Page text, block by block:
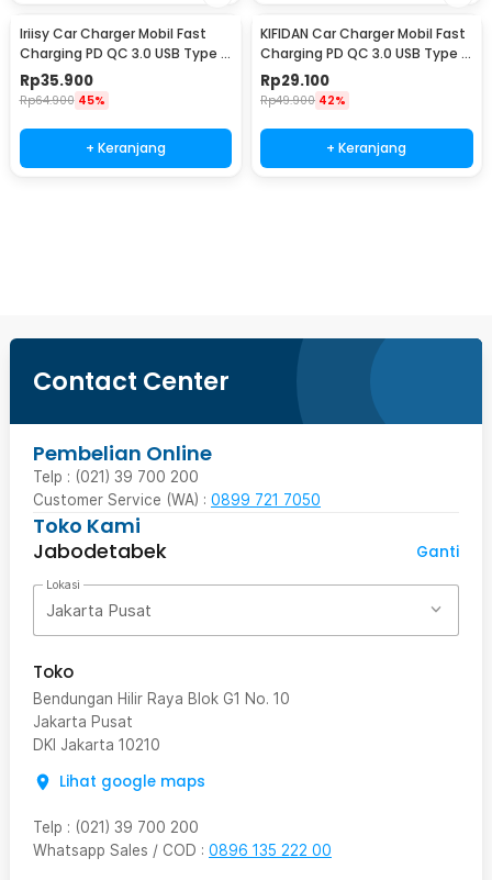
Iriisy Car Charger Mobil Fast
Charging PD QC 3.0 USB Type C
A 2.4A 54W - PD20W
Rp35.900
Rp64.900 45%
+ Keranjang
KIFIDAN Car Charger Mobil Fast
Charging PD QC 3.0 USB Type C
1.6A 20W - BK358
Rp29.100
Rp49.900 42%
+ Keranjang
Contact Center
Pembelian Online
Telp : (021) 39 700 200
Customer Service (WA) : 0899 721 7050
Toko Kami
Jabodetabek
Ganti
Lokasi
Jakarta Pusat
Toko
Bendungan Hilir Raya Blok G1 No. 10
Jakarta Pusat
DKI Jakarta 10210
Lihat google maps
Telp : (021) 39 700 200
Whatsapp Sales / COD : 0896 135 222 00